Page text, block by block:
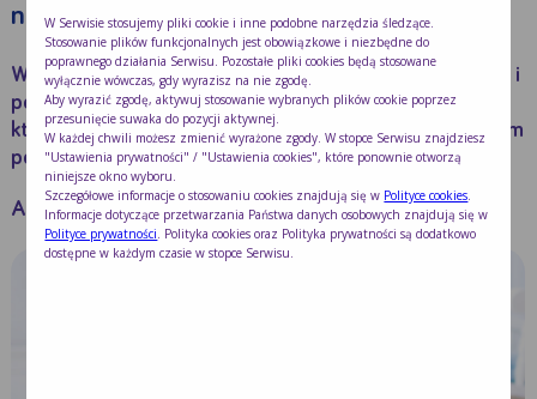
nad dietą kuchenną
Wprowadzenie żywienia dojelitowego ułatwia karmienie i
pozytywnie wpływa na stan odżywienia dziecka, u
którego występują problemy z doustnym przyjmowaniem
pożywienia prowadzące do niedożywienia.
Autor: Nutricia
W Serwisie stosujemy pliki cookie i inne podobne narzędzia śledzące.
Stosowanie plików funkcjonalnych jest obowiązkowe i niezbędne do
poprawnego działania Serwisu. Pozostałe pliki cookies będą stosowane
wyłącznie wówczas, gdy wyrazisz na nie zgodę.
Aby wyrazić zgodę, aktywuj stosowanie wybranych plików cookie poprzez
przesunięcie suwaka do pozycji aktywnej.
W każdej chwili możesz zmienić wyrażone zgody. W stopce Serwisu znajdziesz
"Ustawienia prywatności" / "Ustawienia cookies", które ponownie otworzą
niniejsze okno wyboru.
Szczegółowe informacje o stosowaniu cookies znajdują się w Polityce cookies
Informacje dotyczące przetwarzania Państwa danych osobowych znajdują się w
Polityce prywatności . Polityka cookies oraz Polityka prywatności są dodatkowo
dostępne w każdym czasie w stopce Serwisu.